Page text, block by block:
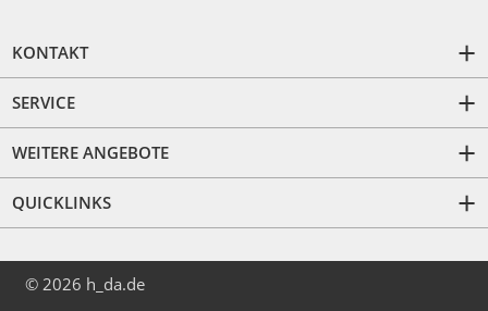
KONTAKT
SERVICE
WEITERE ANGEBOTE
QUICKLINKS
© 2026 h_da.de